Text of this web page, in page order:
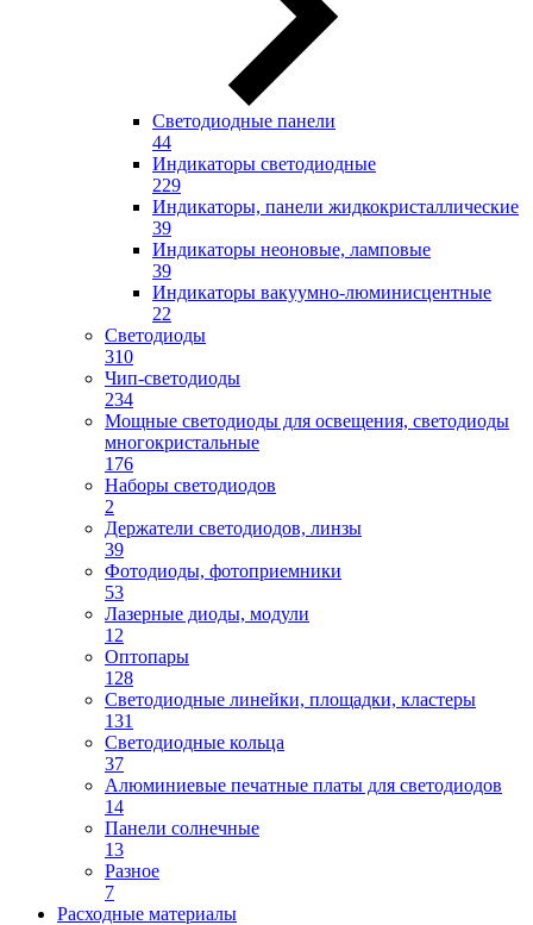
Светодиодные панели
44
Индикаторы светодиодные
229
Индикаторы, панели жидкокристаллические
39
Индикаторы неоновые, ламповые
39
Индикаторы вакуумно-люминисцентные
22
Светодиоды
310
Чип-светодиоды
234
Мощные светодиоды для освещения, светодиоды
многокристальные
176
Наборы светодиодов
2
Держатели светодиодов, линзы
39
Фотодиоды, фотоприемники
53
Лазерные диоды, модули
12
Оптопары
128
Светодиодные линейки, площадки, кластеры
131
Светодиодные кольца
37
Алюминиевые печатные платы для светодиодов
14
Панели солнечные
13
Разное
7
Расходные материалы